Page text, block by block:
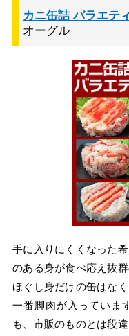
カニ缶詰 バラエテ
オーグル
手に入りにくくなった
のある身が食べ応え抜
ほぐし身だけの缶はな
一番脚肉が入っていま
も、市販のものとは段